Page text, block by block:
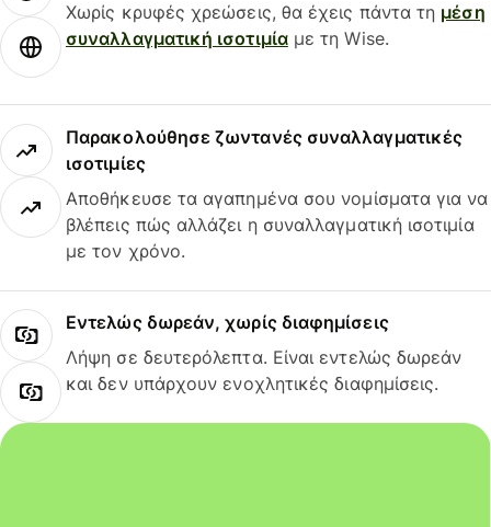
Χωρίς κρυφές χρεώσεις, θα έχεις πάντα τη μέση
συναλλαγματική ισοτιμίαμε τη Wise.
Παρακολούθησε ζωντανές συναλλαγματικές
ισοτιμίες
Αποθήκευσε τα αγαπημένα σου νομίσματα για να
βλέπεις πώς αλλάζει η συναλλαγματική ισοτιμία
με τον χρόνο.
Εντελώς δωρεάν, χωρίς διαφημίσεις
Λήψη σε δευτερόλεπτα. Είναι εντελώς δωρεάν
και δεν υπάρχουν ενοχλητικές διαφημίσεις.